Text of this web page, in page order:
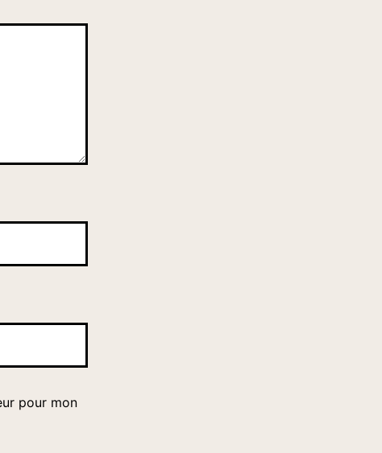
pour mon